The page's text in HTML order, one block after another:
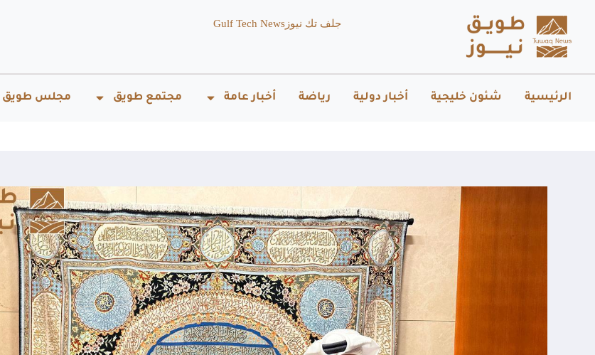
جلف تك نيوز Gulf Tech News
الرئيسية شئون خليجية أخبار دولية رياضة أخبار عامة مجتمع طويق مجلس طويق